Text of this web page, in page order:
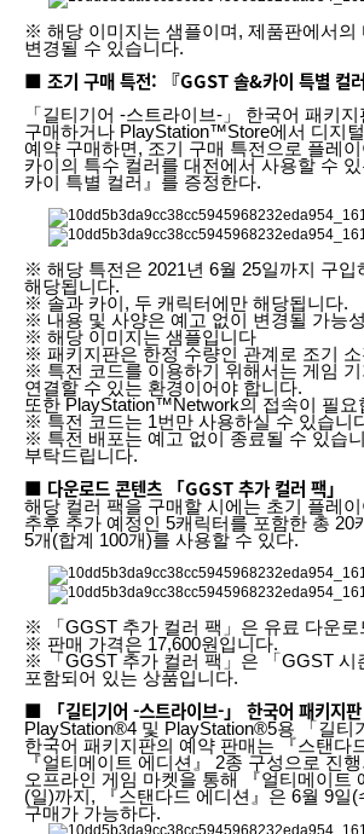
※ 해당 이미지는 샘플이며, 제품판에서의
변경될 수 있습니다.
■ 조기 구매 특전: 『GGST 솔&카이 특별 컬러
「길티기어 -스트라이브-」 한국어 패키
구매하거나 PlayStation™Store에서 디지
예약 구매하면, 조기 구매 특전으로 플레
카이의 특수 컬러를 대전에서 사용할 수
카이 특별 컬러』를 증정한다.
※ 해당 특전은 2021년 6월 25일까지 구입
해당됩니다.
※ 솔과 카이, 두 캐릭터에만 해당됩니다.
※ 내용 및 사양은 예고 없이 변경될 가능
※ 해당 이미지는 샘플입니다
※ 패키지판은 한정 수량인 관계로 조기
※ 특전 코드를 이용하기 위해서는 게임 기
연결할 수 있는 환경이어야 합니다.
또한 PlayStation™Network의 접속이 필요
※ 특전 코드는 1번만 사용하실 수 있습니
※ 특전 배포는 예고 없이 종료될 수 있습
부탁드립니다.
■ 다운로드 콘텐츠 「GGST 추가 컬러 팩」
해당 컬러 팩을 구매할 시에는 초기 플레
추후 추가 예정인 5캐릭터를 포함한 총 20
5개(합계 100개)를 사용할 수 있다.
※ 「GGST 추가 컬러 팩」은 유료 다운로
※ 판매 가격은 17,600원입니다.
※ 「GGST 추가 컬러 팩」은 「GGST 시
포함되어 있는 상품입니다.
■ 「길티기어 -스트라이브-」 한국어 패키지
PlayStation®4 및 PlayStation®5용 「길티
한국어 패키지판의 예약 판매는 『스탠다
『얼티메이트 에디션』 2종 구성으로 진
오프라인 게임 마켓을 통해 『얼티메이트
(일)까지, 『스탠다드 에디션』은 6월 9일(
구매가 가능하다.